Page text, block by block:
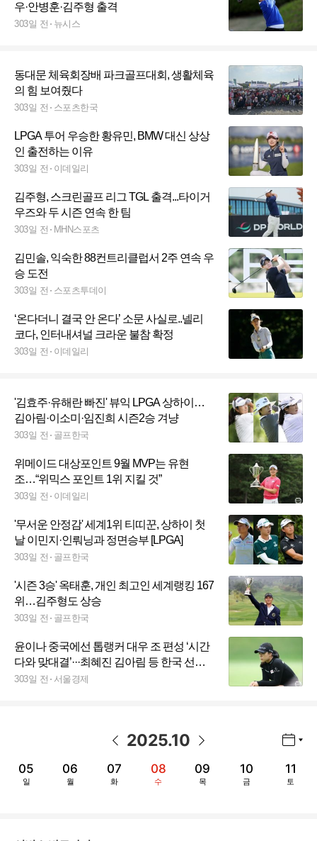
우·안병훈·김주형 출격
303일 전 뉴시스
동대문 체육회장배 파크골프대회, 생활체육
의 힘 보여줬다
303일 전 스포츠한국
LPGA 투어 우승한 황유민, BMW 대신 상상
인 출전하는 이유
303일 전 이데일리
김주형, 스크린골프 리그 TGL 출격...타이거
우즈와 두 시즌 연속 한 팀
303일 전 MHN스포츠
김민솔, 익숙한 88컨트리클럽서 2주 연속 우
승 도전
303일 전 스포츠투데이
‘온다더니 결국 안 온다’ 소문 사실로..넬리
코다, 인터내셔널 크라운 불참 확정
303일 전 이데일리
'김효주·유해란 빠진' 뷰익 LPGA 상하이…
김아림·이소미·임진희 시즌2승 겨냥
303일 전 골프한국
위메이드 대상포인트 9월 MVP는 유현
조…“위믹스 포인트 1위 지킬 것”
303일 전 이데일리
'무서운 안정감' 세계1위 티띠꾼, 상하이 첫
날 이민지·인뤄닝과 정면승부 [LPGA]
303일 전 골프한국
'시즌 3승' 옥태훈, 개인 최고인 세계랭킹 167
위…김주형도 상승
303일 전 골프한국
윤이나 중국에선 톱랭커 대우 조 편성 ‘시간
다와 맞대결’···최혜진 김아림 등 한국 선수
10명 우승 도전
303일 전 서울경제
2025.10
05
일
06
월
07
화
08
수
09
목
10
금
11
토